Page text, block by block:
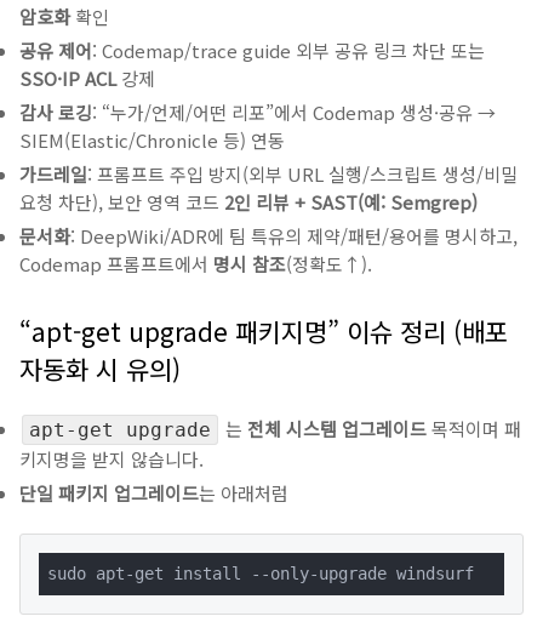
암호화확인
공유 제어: Codemap/trace guide 외부 공유 링크 차단 또는
SSO·IP ACL강제
감사 로깅: “누가/언제/어떤 리포”에서 Codemap 생성·공유 →
SIEM(Elastic/Chronicle 등) 연동
가드레일: 프롬프트 주입 방지(외부 URL 실행/스크립트 생성/비밀
요청 차단), 보안 영역 코드 2인 리뷰 + SAST(예: Semgrep)
문서화: DeepWiki/ADR에 팀 특유의 제약/패턴/용어를 명시하고,
Codemap 프롬프트에서 명시 참조(정확도↑).
“apt-get upgrade 패키지명” 이슈 정리 (배포
자동화 시 유의)
apt-get upgrade 는 전체 시스템 업그레이드목적이며 패
키지명을 받지 않습니다.
단일 패키지 업그레이드는 아래처럼
sudo apt-get install --only-upgrade windsurf